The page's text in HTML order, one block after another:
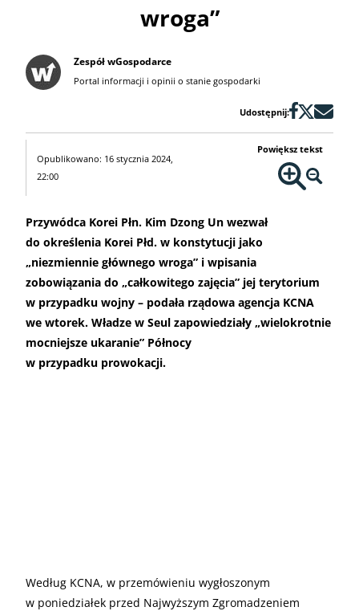
wroga”
Zespół wGospodarce
Portal informacji i opinii o stanie gospodarki
Udostępnij:
Opublikowano: 16 stycznia 2024,
22:00
Powiększ tekst
Przywódca Korei Płn. Kim Dzong Un wezwał
do określenia Korei Płd. w konstytucji jako
„niezmiennie głównego wroga” i wpisania
zobowiązania do „całkowitego zajęcia” jej terytorium
w przypadku wojny – podała rządowa agencja KCNA
we wtorek. Władze w Seul zapowiedziały „wielokrotnie
mocniejsze ukaranie” Północy
w przypadku prowokacji.
Według KCNA, w przemówieniu wygłoszonym
w poniedziałek przed Najwyższym Zgromadzeniem